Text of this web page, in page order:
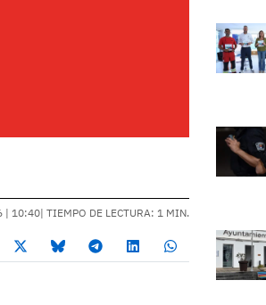
| 10:40| TIEMPO DE LECTURA: 1 MIN.